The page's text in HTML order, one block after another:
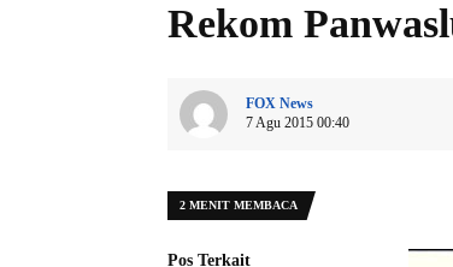
Rekom
FOX News
7 Agu 2015 00:40
2 MENIT MEMBACA
Pos Terkait